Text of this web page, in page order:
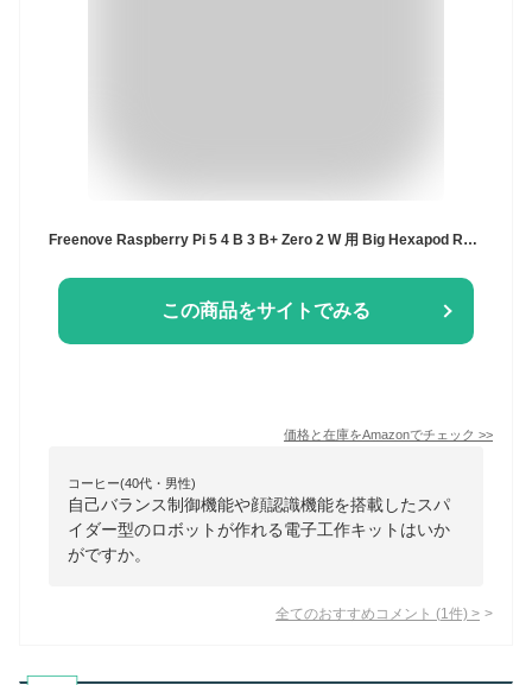
Freenove Raspberry Pi 5 4 B 3 B+ Zero 2 W 用 Big Hexapod Robot Kit, 歩行、自己バランス、顔認識、超音波測距、アプリ制御、カメラ、サーボ（Raspberry Piは含まれません）
この商品をサイトでみる
価格と在庫をAmazonでチェック >>
コーヒー(40代・男性)
自己バランス制御機能や顔認識機能を搭載したスパ
イダー型のロボットが作れる電子工作キットはいか
がですか。
全てのおすすめコメント (1 件) >